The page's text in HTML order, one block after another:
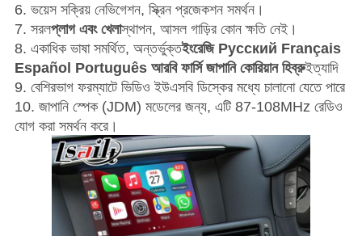
6. ভয়েস সক্রিয় নেভিগেশন, স্ক্রিন প্রজেকশন সমর্থন।
7. সরলপ্লাগ এবং খেলাস্থাপন, আসল গাড়ির কোন ক্ষতি নেই।
8. একাধিক ভাষা সমর্থিত, অন্তর্ভুক্তইংরেজি Pусский Français
Español Português আরবি ফার্সি জাপানি কোরিয়ান হিব্রুইত্যাদি
9. বেশিরভাগ ফরম্যাটে ভিডিও ইউএসবি ডিস্কের মধ্যে চালানো যেতে পারে
10. জাপানি স্পেক (JDM) মডেলের জন্য, এটি 87-108MHz রেডিও
যোগ করা সমর্থন করে।